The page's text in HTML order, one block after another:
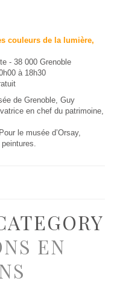
couleurs de la lumière,
- 38 000 Grenoble
à 18h30
de Grenoble, Guy
en chef du patrimoine,
le musée d’Orsay,
EN